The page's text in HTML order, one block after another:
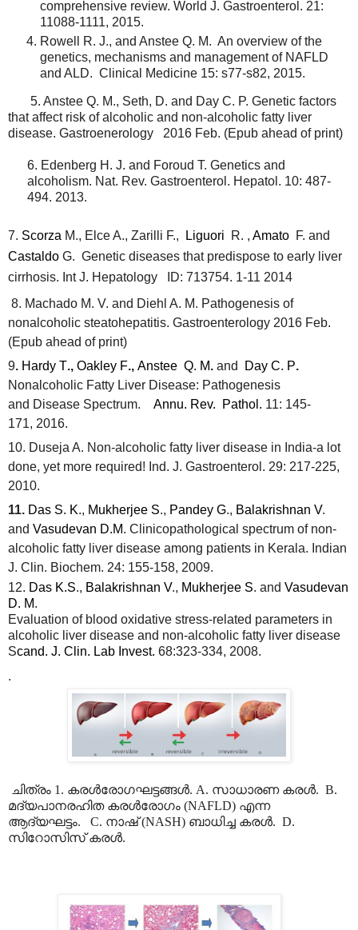
comprehensive review. World J. Gastroenterol. 21:
11088-1111, 2015.
Rowell R. J., and Anstee Q. M. An overview of the
genetics, mechanisms and management of NAFLD
and ALD. Clinical Medicine 15: s77-s82, 2015.
5. Anstee Q. M., Seth, D. and Day C. P. Genetic factors
that affect risk of alcoholic and non-alcoholic fatty liver
disease. Gastroenerology 2016 Feb. (Epub ahead of print)
6. Edenberg H. J. and Foroud T. Genetics and
alcoholism. Nat. Rev. Gastroenterol. Hepatol. 10: 487-
494. 2013.
7. Scorza M., Elce A., Zarilli F., Liguori R. , Amato F. and
Castaldo G. Genetic diseases that predispose to early liver
cirrhosis. Int J. Hepatology ID: 713754. 1-11 2014
8. Machado M. V. and Diehl A. M. Pathogenesis of
nonalcoholic steatohepatitis. Gastroenterology 2016 Feb.
(Epub ahead of print)
9. Hardy T., Oakley F., Anstee Q. M. and Day C. P.
Nonalcoholic Fatty Liver Disease: Pathogenesis
and Disease Spectrum. Annu. Rev. Pathol. 11: 145-
171, 2016.
10. Duseja A. Non-alcoholic fatty liver disease in India-a lot
done, yet more required! Ind. J. Gastroenterol. 29: 217-225,
2010.
11. Das S. K., Mukherjee S., Pandey G., Balakrishnan V.
and Vasudevan D.M. Clinicopathological spectrum of non-
alcoholic fatty liver disease among patients in Kerala. Indian
J. Clin. Biochem. 24: 155-158, 2009.
12. Das K.S., Balakrishnan V., Mukherjee S. and Vasudevan
D. M.
Evaluation of blood oxidative stress-related parameters in
alcoholic liver disease and non-alcoholic fatty liver disease
Scand. J. Clin. Lab Invest. 68:323-334, 2008.
.
ചിത്രം 1. കരൾരോഗഘട്ടങ്ങൾ. A. സാധാരണ കരൾ. B.
മദ്യപാനരഹിത കരൾരോഗം (NAFLD) എന്ന
ആദ്യഘട്ടം. C. നാഷ് (NASH) ബാധിച്ച കരൾ. D.
സിറോസിസ് കരൾ.